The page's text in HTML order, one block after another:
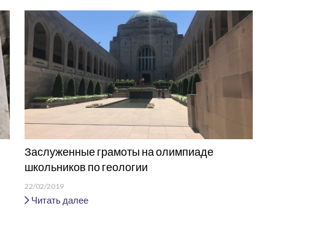
Заслуженные грамоты на олимпиаде
школьников по геологии
22/02/2019
Читать далее